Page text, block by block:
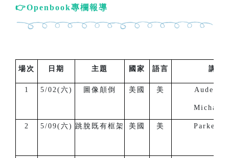
👉Openbook專欄報導
場次 日期 主題 國家 語言 講
1 5/02(六) 圖像顛倒 美國 美 Auden
Michael
2 5/09(六) 跳脫既有框架 美國 美 Parker